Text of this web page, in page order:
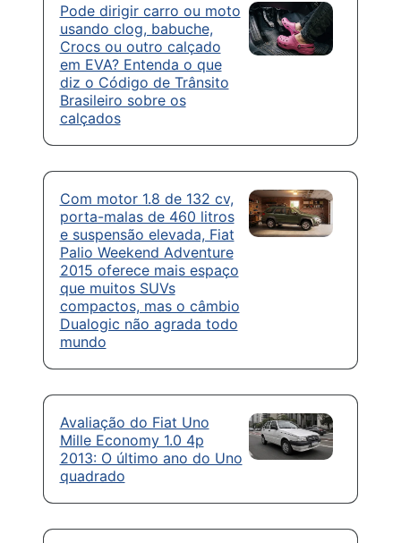
Pode dirigir carro ou moto
usando clog, babuche,
Crocs ou outro calçado
em EVA? Entenda o que
diz o Código de Trânsito
Brasileiro sobre os
calçados
Com motor 1.8 de 132 cv,
porta-malas de 460 litros
e suspensão elevada, Fiat
Palio Weekend Adventure
2015 oferece mais espaço
que muitos SUVs
compactos, mas o câmbio
Dualogic não agrada todo
mundo
Avaliação do Fiat Uno
Mille Economy 1.0 4p
2013: O último ano do Uno
quadrado